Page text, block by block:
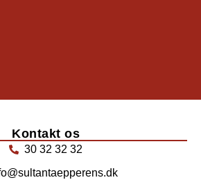
Kontakt os
30 32 32 32